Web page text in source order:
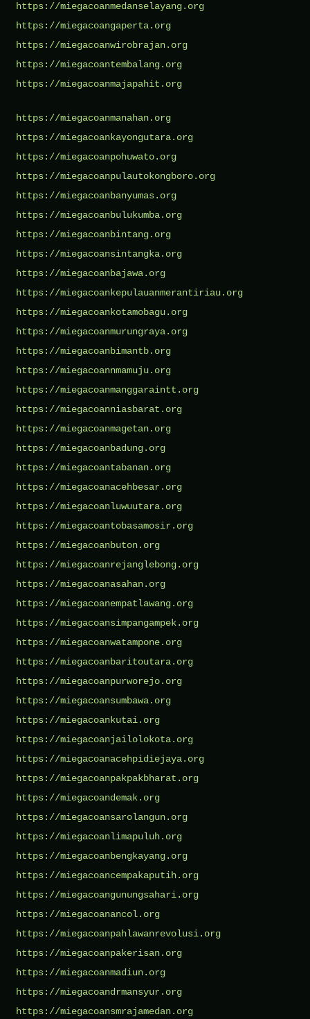
https://miegacoanmedanselayang.org
https://miegacoangaperta.org
https://miegacoanwirobrajan.org
https://miegacoantembalang.org
https://miegacoanmajapahit.org
https://miegacoanmanahan.org
https://miegacoankayongutara.org
https://miegacoanpohuwato.org
https://miegacoanpulautokongboro.org
https://miegacoanbanyumas.org
https://miegacoanbulukumba.org
https://miegacoanbintang.org
https://miegacoansintangka.org
https://miegacoanbajawa.org
https://miegacoankepulauanmerantiriau.org
https://miegacoankotamobagu.org
https://miegacoanmurungraya.org
https://miegacoanbimantb.org
https://miegacoannmamuju.org
https://miegacoanmanggaraintt.org
https://miegacoanniasbarat.org
https://miegacoanmagetan.org
https://miegacoanbadung.org
https://miegacoantabanan.org
https://miegacoanacehbesar.org
https://miegacoanluwuutara.org
https://miegacoantobasamosir.org
https://miegacoanbuton.org
https://miegacoanrejanglebong.org
https://miegacoanasahan.org
https://miegacoanempatlawang.org
https://miegacoansimpangampek.org
https://miegacoanwatampone.org
https://miegacoanbaritoutara.org
https://miegacoanpurworejo.org
https://miegacoansumbawa.org
https://miegacoankutai.org
https://miegacoanjailolokota.org
https://miegacoanacehpidiejaya.org
https://miegacoanpakpakbharat.org
https://miegacoandemak.org
https://miegacoansarolangun.org
https://miegacoanlimapuluh.org
https://miegacoanbengkayang.org
https://miegacoancempakaputih.org
https://miegacoangunungsahari.org
https://miegacoanancol.org
https://miegacoanpahlawanrevolusi.org
https://miegacoanpakerisan.org
https://miegacoanmadiun.org
https://miegacoandrmansyur.org
https://miegacoansmrajamedan.org